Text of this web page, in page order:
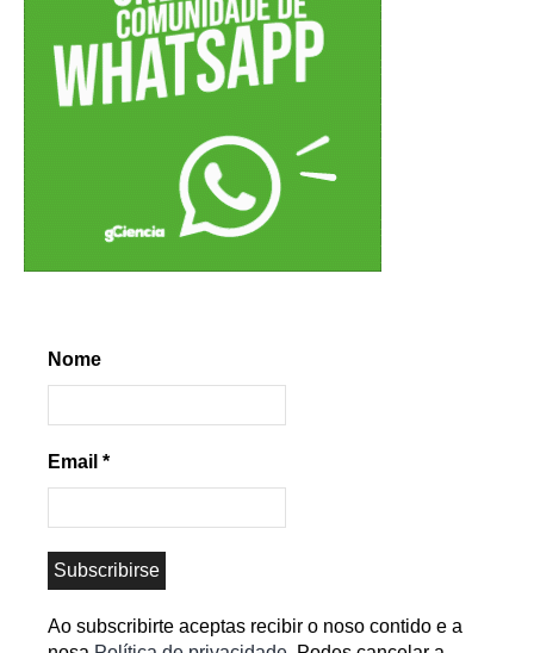
Nome
Email *
Ao subscribirte aceptas recibir o noso contido e a